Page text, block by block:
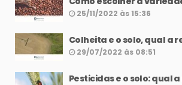
25/11/2022 às 15:36
Colheita e o solo, qual a
29/07/2022 às 08:51
Pesticidas e o solo: qual